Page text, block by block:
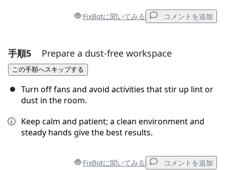
FixBotに聞いてみる コメントを追加
コメントを追加
コメントを追加
キャンセル コメントを投稿
手順5 Prepare a dust-free workspace
この手順へスキップする
Turn off fans and avoid activities that stir up lint or
dust in the room.
Keep calm and patient; a clean environment and
steady hands give the best results.
FixBotに聞いてみる コメントを追加